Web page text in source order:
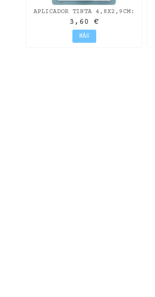
APLICADOR TINTA 4,8X2,9CM:
(+2 ESPONJAS + 3
FIELTROS)...
3,60 €
MÁS